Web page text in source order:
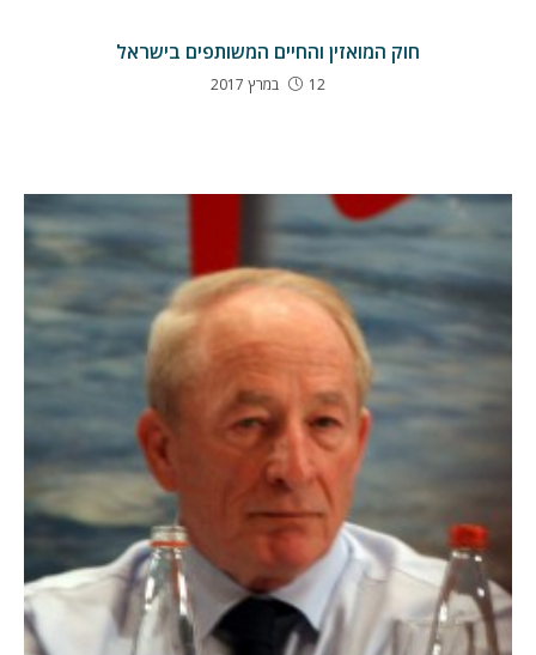
חוק המואזין והחיים המשותפים בישראל
12 במרץ 2017